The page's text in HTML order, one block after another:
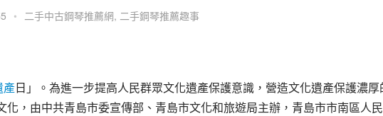
• 二手中古鋼琴推薦網, 二手鋼琴推薦趣事
產日 」。為進一步提高人民群眾文化遺產保護意識，營造文化遺產保護濃厚
，由中共青島市委宣傳部、 青島市文化和旅遊局主辦，青島市市南區人